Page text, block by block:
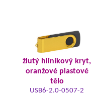
žlutý hliníkový kryt,
oranžové plastové
tělo
USB6-2.0-0507-2